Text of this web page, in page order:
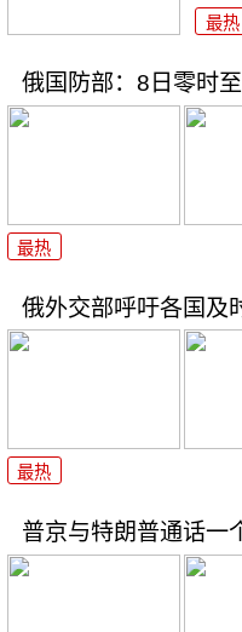
最热
俄国防部：8日零时
最热
俄外交部呼吁各国及
最热
普京与特朗普通话一